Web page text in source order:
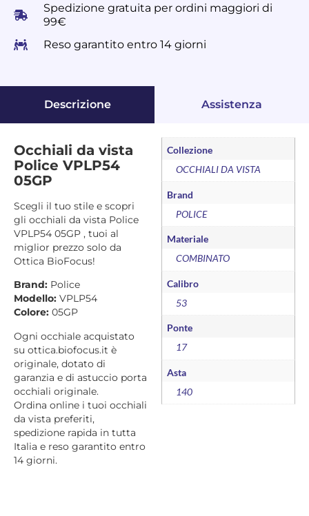
Spedizione gratuita per ordini maggiori di
99€
Reso garantito entro 14 giorni
Descrizione Assistenza
Occhiali da vista
Police VPLP54
05GP
Scegli il tuo stile e scopri
gli occhiali da vista Police
VPLP54 05GP , tuoi al
miglior prezzo solo da
Ottica BioFocus!
Brand: Police
Modello: VPLP54
Colore: 05GP
Ogni occhiale acquistato
su ottica.biofocus.it è
originale, dotato di
garanzia e di astuccio porta
occhiali originale.
Ordina online i tuoi occhiali
da vista preferiti,
spedizione rapida in tutta
Italia e reso garantito entro
14 giorni.
Collezione
OCCHIALI DA VISTA
Brand
POLICE
Materiale
COMBINATO
Calibro
53
Ponte
17
Asta
140